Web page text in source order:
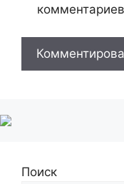
Поиск